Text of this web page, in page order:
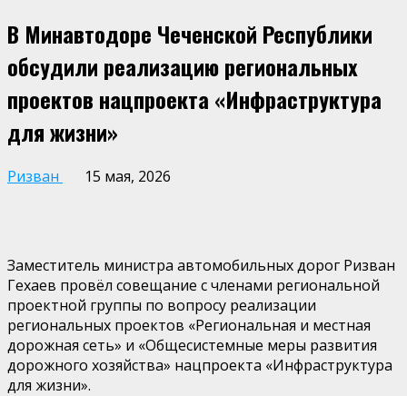
В Минавтодоре Чеченской Республики
обсудили реализацию региональных
проектов нацпроекта «Инфраструктура
для жизни»
Ризван 15 мая, 2026
Заместитель министра автомобильных дорог Ризван
Гехаев провёл совещание с членами региональной
проектной группы по вопросу реализации
региональных проектов «Региональная и местная
дорожная сеть» и «Общесистемные меры развития
дорожного хозяйства» нацпроекта «Инфраструктура
для жизни».